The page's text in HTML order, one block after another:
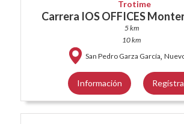
Trotime
Carrera IOS OFFICES
5 km
10 km
San Pedro Garza García,
Información